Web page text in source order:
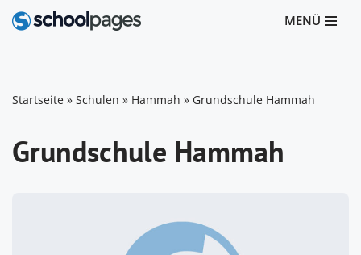
MENÜ
Startseite » Schulen » Hammah » Grundschule Hammah
Grundschule Hammah